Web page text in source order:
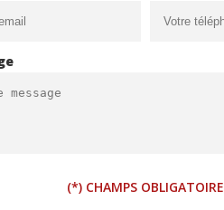
(*) CHAMPS OBLIGATOIRE